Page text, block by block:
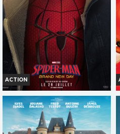
Réservation
TOUT PUBLIC
ACTION
SPIDER-MAN : BRAND NEW DAY
Horaires et Infos